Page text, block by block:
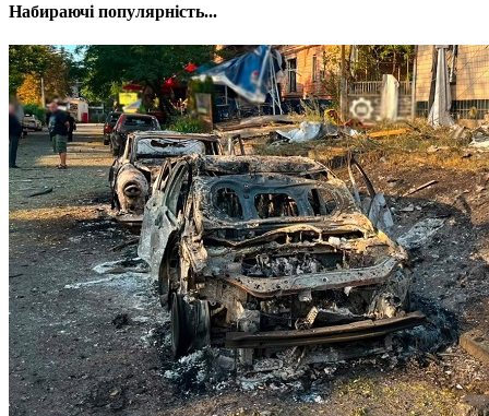
Набираючі популярність...